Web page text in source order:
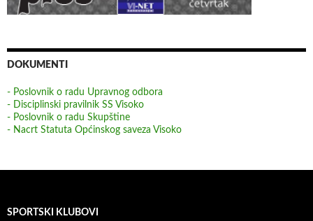
DOKUMENTI
- Poslovnik o radu Upravnog odbora
- Disciplinski pravilnik SS Visoko
- Poslovnik o radu Skupštine
- Nacrt Statuta Općinskog saveza Visoko
SPORTSKI KLUBOVI